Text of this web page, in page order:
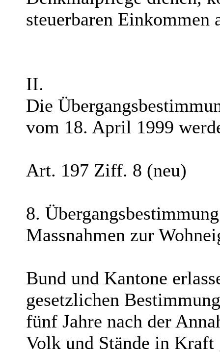
steuerbaren Einkommen
II.
Die
vom 18. April 1999
Art. 197 Ziff. 8 (neu)
8.
Massnahmen zur
Bund und Kantone
gesetzlichen
fünf Jahre nach der
Volk und Stände in